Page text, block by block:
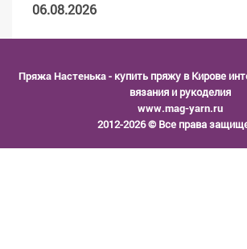
06.08.2026
Пряжа Настенька- купить пряжу в Кирове
вязания и рукоделия
www.mag-yarn.ru
2012-2026 © Все права